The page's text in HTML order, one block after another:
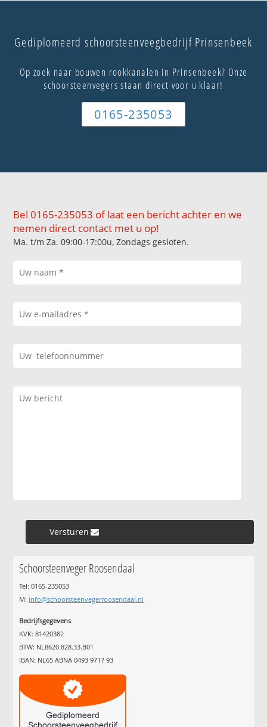
Gediplomeerd schoorsteenveegbedrijf Prinsenbeek
Op zoek naar bouwen rookkanalen in Prinsenbeek? Onze
schoorsteenvegers staan direct voor u klaar!
0165-235053
Bel 0165-235053 of laat een bericht achter en we
nemen direct contact met u op!
Ma. t/m Za. 09:00-17:00u, Zondags gesloten.
Versturen »
Schoorsteenveger Roosendaal
Tel: 0165-235053
M: info@schoorsteenvegerroosendaal.nl
Bedrijfsgegevens
KVK: 81420382
BTW: NL8620.828.33.B01
IBAN: NL65 ABNA 0493 9717 93